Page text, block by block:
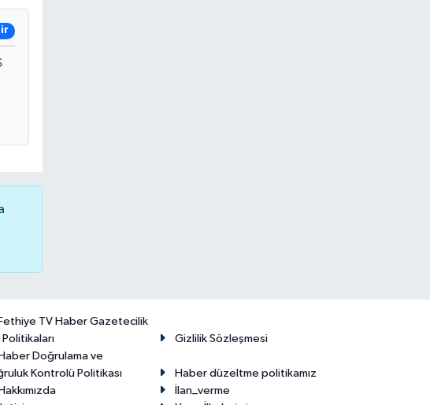
Fethiye TV Haber Gazetecilik
Politikaları
Gizlilik Sözleşmesi
Haber Doğrulama ve
Kontrolü Politikası
Haber düzeltme politikamız
Hakkımızda
İlan_verme